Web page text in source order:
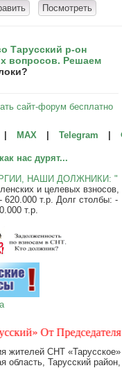
Тарусский р-он
вопросов. Решаем
сайт-форум бесплатно
МАХ Telegram
нас дурят...
НАШИ ДОЛЖНИКИ: "
и целевых взносов,
620.000 т.р. Долг столбы: -
т.р.
Председателя и
жителей СНТ «Тарусское»
Тарусский район,